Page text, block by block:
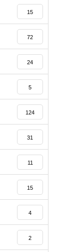
15
72
24
5
124
31
11
15
4
2